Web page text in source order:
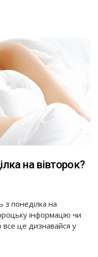
на вівторок?
з понеділка на
інформацію чи
все це дизнавайся у